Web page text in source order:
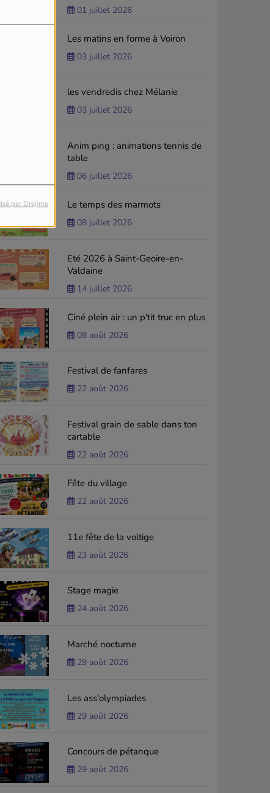
par Orejime
01 juillet 2026
Les matins en forme à Voiron
03 juillet 2026
les vendredis chez Mélanie
03 juillet 2026
Anim ping : animations tennis de
table
06 juillet 2026
Le temps des marmots
08 juillet 2026
Eté 2026 à Saint-Geoire-en-
Valdaine
14 juillet 2026
Ciné plein air : un p'tit truc en plus
08 août 2026
Festival de fanfares
22 août 2026
Festival grain de sable dans ton
cartable
22 août 2026
Fête du village
22 août 2026
11e fête de la voltige
23 août 2026
Stage magie
24 août 2026
Marché nocturne
29 août 2026
Les ass'olympiades
29 août 2026
Concours de pétanque
29 août 2026